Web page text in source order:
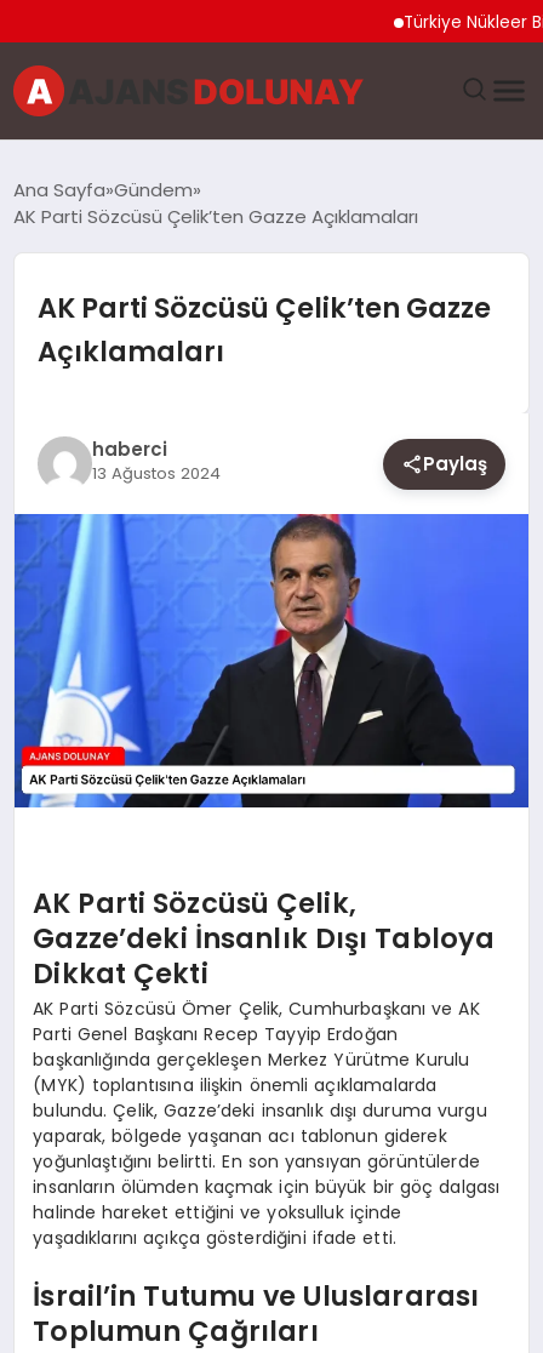
Türkiye Nükleer Bilim
EKONOMI
GENEL
MAGAZIN
SAĞLIK
SIYASET
SPOR
YAŞAM
Ana Sayfa Gündem
AK Parti Sözcüsü Çelik’ten Gazze Açıklamaları
AK Parti Sözcüsü Çelik’ten Gazze
Açıklamaları
haberci
13 Ağustos 2024 Paylaş
AK Parti Sözcüsü Çelik,
Gazze’deki İnsanlık Dışı Tabloya
Dikkat Çekti
AK Parti Sözcüsü Ömer Çelik, Cumhurbaşkanı ve AK
Parti Genel Başkanı Recep Tayyip Erdoğan
başkanlığında gerçekleşen Merkez Yürütme Kurulu
(MYK) toplantısına ilişkin önemli açıklamalarda
bulundu. Çelik, Gazze’deki insanlık dışı duruma vurgu
yaparak, bölgede yaşanan acı tablonun giderek
yoğunlaştığını belirtti. En son yansıyan görüntülerde
insanların ölümden kaçmak için büyük bir göç dalgası
halinde hareket ettiğini ve yoksulluk içinde
yaşadıklarını açıkça gösterdiğini ifade etti.
İsrail’in Tutumu ve Uluslararası
Toplumun Çağrıları